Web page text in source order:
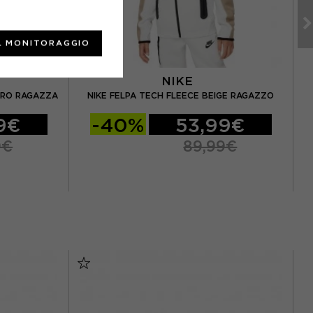
RAGAZZA
NIKE
NIKE FELPA TECH FLEECE BEIGE RAGAZZO
-40% 53,99€
89,99€
MONITORAGGIO